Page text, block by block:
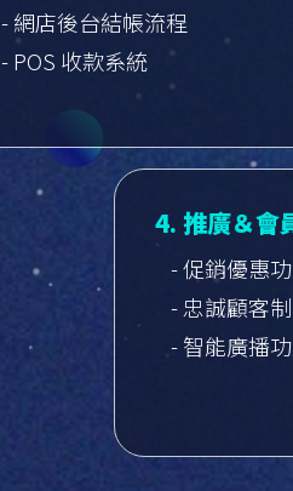
- 網店後台結帳流程
- POS 收款系統
4. 推廣＆會
- 促銷優惠
- 忠誠顧客
- 智能廣播